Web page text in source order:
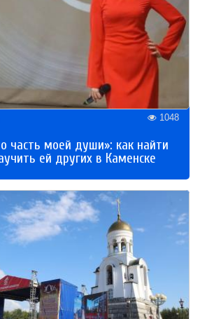
1048
часть моей души»: как найти
ей других в Каменске